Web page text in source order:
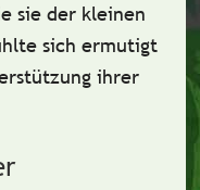
sie der kleinen
sich ermutigt
ihrer